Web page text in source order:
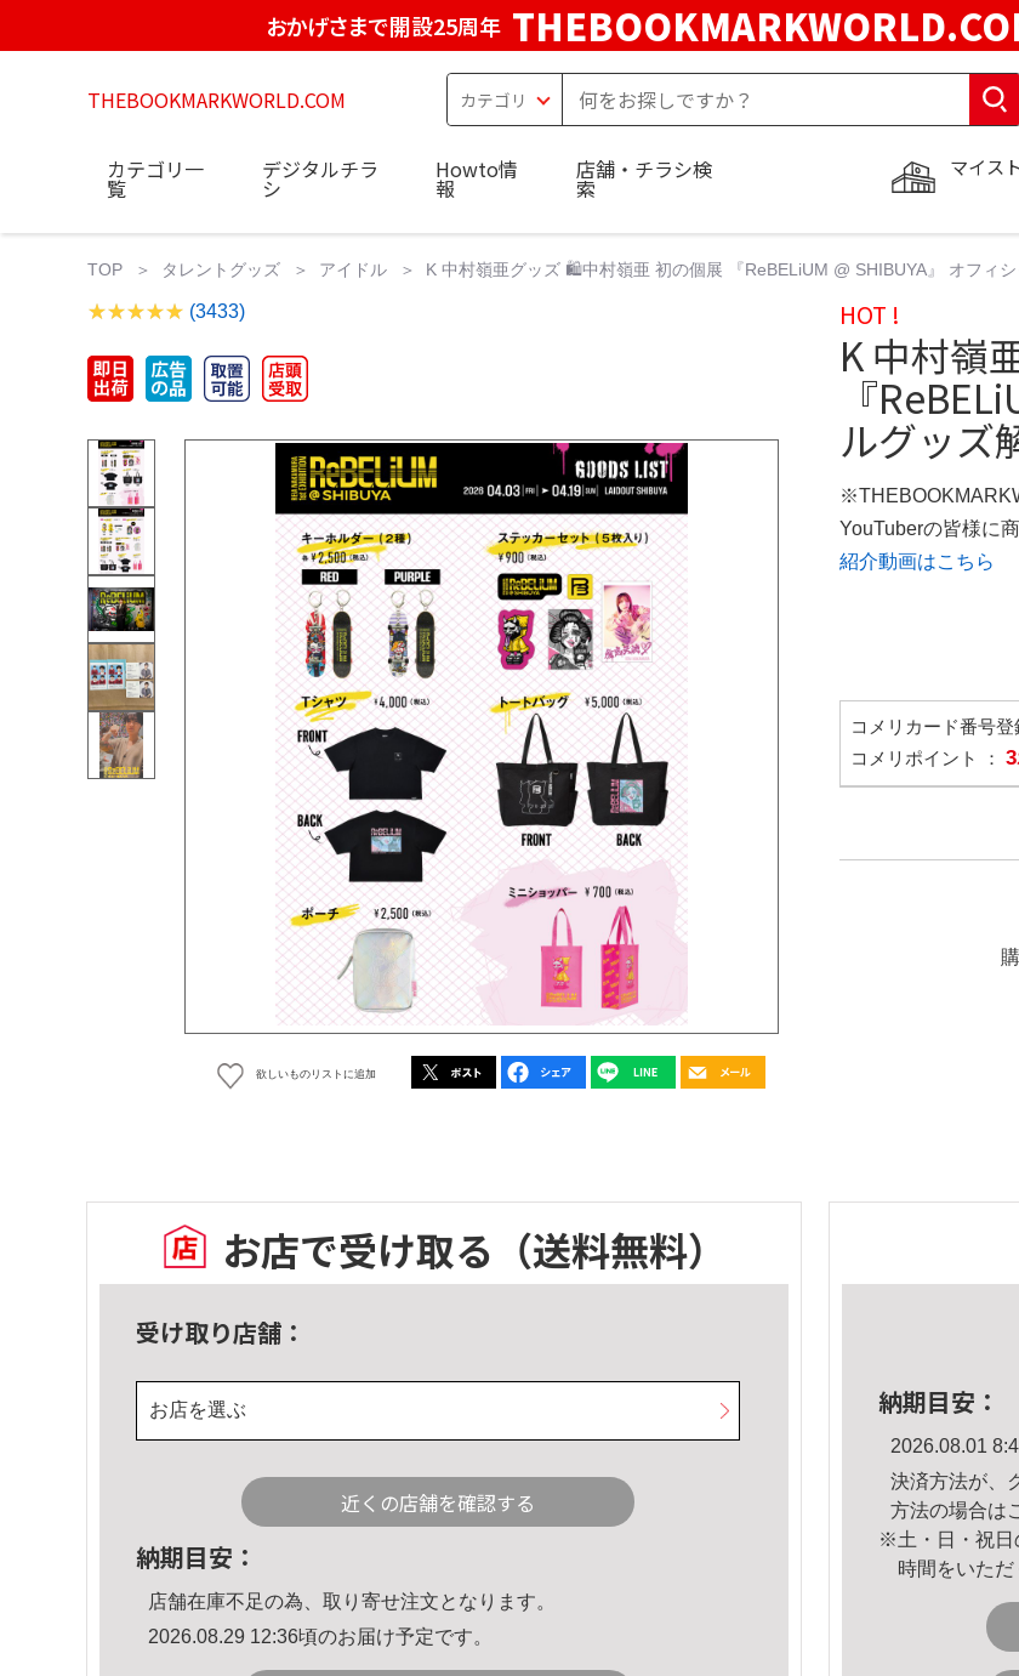
おかげさまで開設25周年
THEBOOKMARKWORLD.COM
マイス
カテゴリ一
覧
デジタルチラ
シ
Howto情
報
店舗・チラシ検
索
TOP タレントグッズ アイドル K 中村嶺亜グッズ 🛍中村嶺亜 初の個展 『ReBELiUM @ SHIBUYA』 オフィ
(3433)
欲しいものリストに追加
HOT !
K 中村嶺
『
ルグッズ
YouTuberの皆様に
紹介動画はこちら
コメリカード番号
コメリポイント ：
お店で受け取る （送料無料）
受け取り店舗：
お店を選ぶ
近くの店舗を確認する
納期目安：
店舗在庫不足の為、取り寄せ注文となります。
2026.08.29 12:36頃のお届け予定です。
納期目安：
2026.08.01
決済方法が、
方法の場合は
※土・日・祝日
時間をいただ